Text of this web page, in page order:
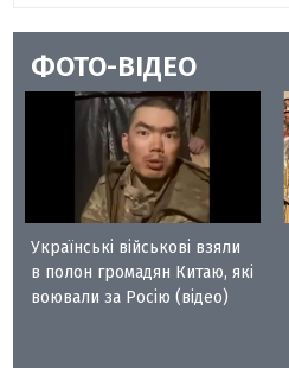
ФОТО-ВІДЕО
Українські військові взяли
в полон громадян Китаю, які
воювали за Росію (відео)